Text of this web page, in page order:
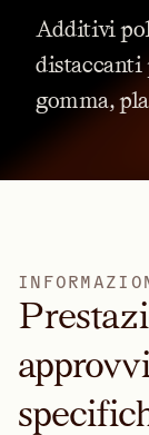
Additivi
distaccanti
gomma,
I N FORM AZI O